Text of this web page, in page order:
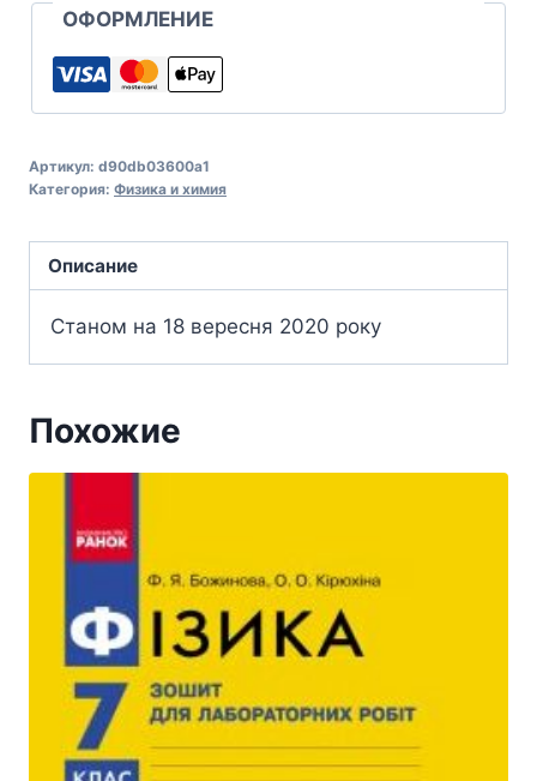
ОФОРМЛЕНИЕ
Артикул: d90db03600a1
Категория: Физика и химия
Описание
Станом на 18 вересня 2020 року
Похожие